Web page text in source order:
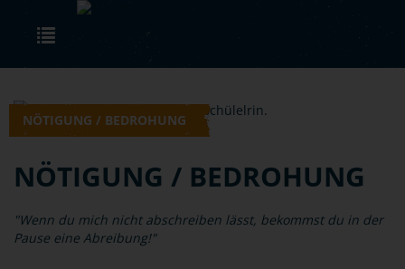
Skip to main content
NÖTIGUNG / BEDROHUNG
NÖTIGUNG / BEDROHUNG
"Wenn du mich nicht abschreiben lässt, bekommst du in der
Pause eine Abreibung!"